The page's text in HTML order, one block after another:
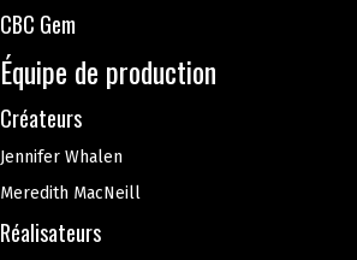
CBC Gem
Équipe de production
Créateurs
Jennifer Whalen
Meredith MacNeill
Réalisateurs